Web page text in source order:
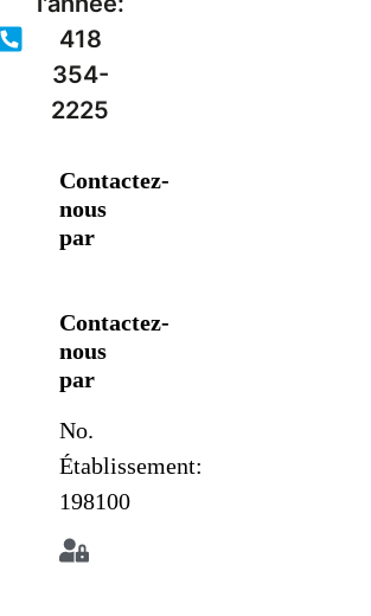
418
354-
2225
Contactez-
nous
par
Contactez-
nous
par
No.
Établissement:
198100